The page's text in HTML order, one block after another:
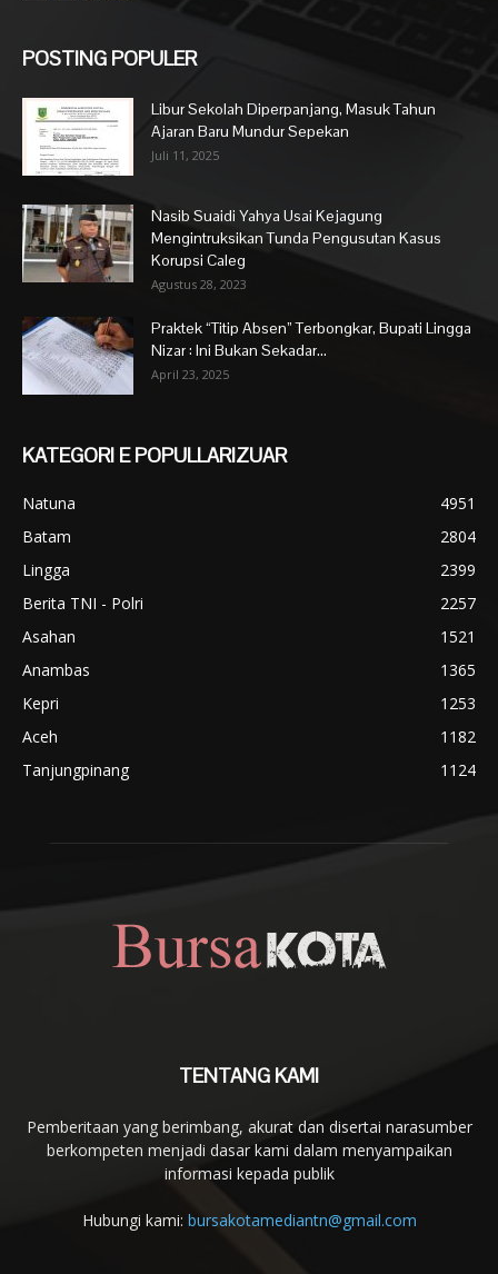
POSTING POPULER
Libur Sekolah Diperpanjang, Masuk Tahun
Ajaran Baru Mundur Sepekan
Juli 11, 2025
Nasib Suaidi Yahya Usai Kejagung
Mengintruksikan Tunda Pengusutan Kasus
Korupsi Caleg
Agustus 28, 2023
Praktek “Titip Absen” Terbongkar, Bupati Lingga
Nizar : Ini Bukan Sekadar...
April 23, 2025
KATEGORI E POPULLARIZUAR
Natuna
4951
Batam
2804
Lingga
2399
Berita TNI - Polri
2257
Asahan
1521
Anambas
1365
Kepri
1253
Aceh
1182
Tanjungpinang
1124
TENTANG KAMI
Pemberitaan yang berimbang, akurat dan disertai narasumber
berkompeten menjadi dasar kami dalam menyampaikan
informasi kepada publik
Hubungi kami: bursakotamediantn@gmail.com